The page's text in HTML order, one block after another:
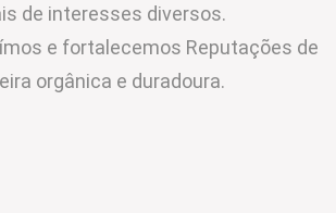
de interesses diversos.
e fortalecemos Reputações de
orgânica e duradoura.